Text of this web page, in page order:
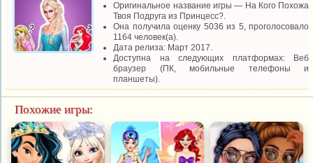
Оригинальное название игры — На Кого Похожа
Твоя Подруга из Принцесс?.
Она получила оценку 5036 из 5, проголосовало
1164 человек(а).
Дата релиза: Март 2017.
Доступна на следующих платформах: Веб
браузер (ПК, мобильные телефоны и
планшеты).
Похожие игры: